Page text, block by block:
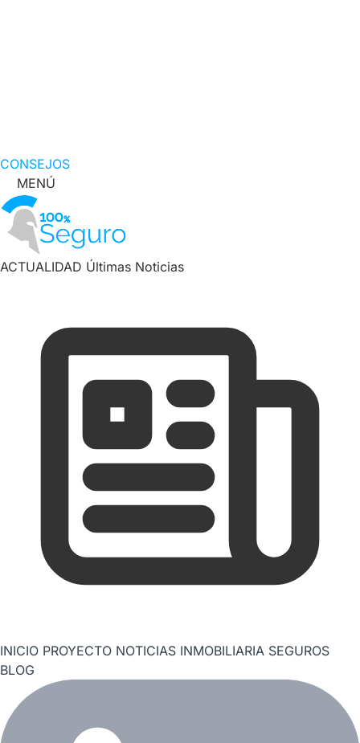
CONSEJOS
MENÚ
ACTUALIDAD Últimas Noticias
INICIO PROYECTO NOTICIAS INMOBILIARIA SEGUROS
BLOG